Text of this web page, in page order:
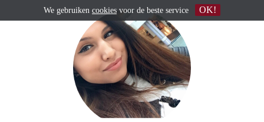
We gebruiken cookies voor de beste service OK!